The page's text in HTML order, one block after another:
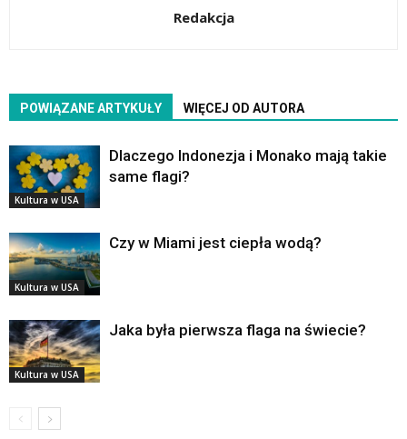
Redakcja
POWIĄZANE ARTYKUŁY WIĘCEJ OD AUTORA
Kultura w USA
Dlaczego Indonezja i Monako mają takie
same flagi?
Kultura w USA
Czy w Miami jest ciepła wodą?
Kultura w USA
Jaka była pierwsza flaga na świecie?